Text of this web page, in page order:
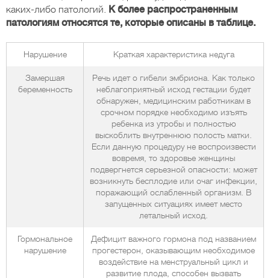
каких-либо патологий. К более распространенным
патологиям относятся те, которые описаны в таблице.
Нарушение Краткая характеристика недуга
Замершая
беременность
Речь идет о гибели эмбриона. Как только
неблагоприятный исход гестации будет
обнаружен, медицинским работникам в
срочном порядке необходимо изъять
ребенка из утробы и полностью
выскоблить внутреннюю полость матки.
Если данную процедуру не воспроизвести
вовремя, то здоровье женщины
подвергнется серьезной опасности: может
возникнуть бесплодие или очаг инфекции,
поражающий ослабленный организм. В
запущенных ситуациях имеет место
летальный исход.
Гормональное
нарушение
Дефицит важного гормона под названием
прогестерон, оказывающим необходимое
воздействие на менструальный цикл и
развитие плода, способен вызвать